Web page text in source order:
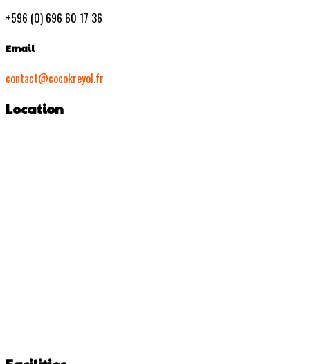
+596 (0) 696 60 17 36
Email
contact@cocokreyol.fr
Location